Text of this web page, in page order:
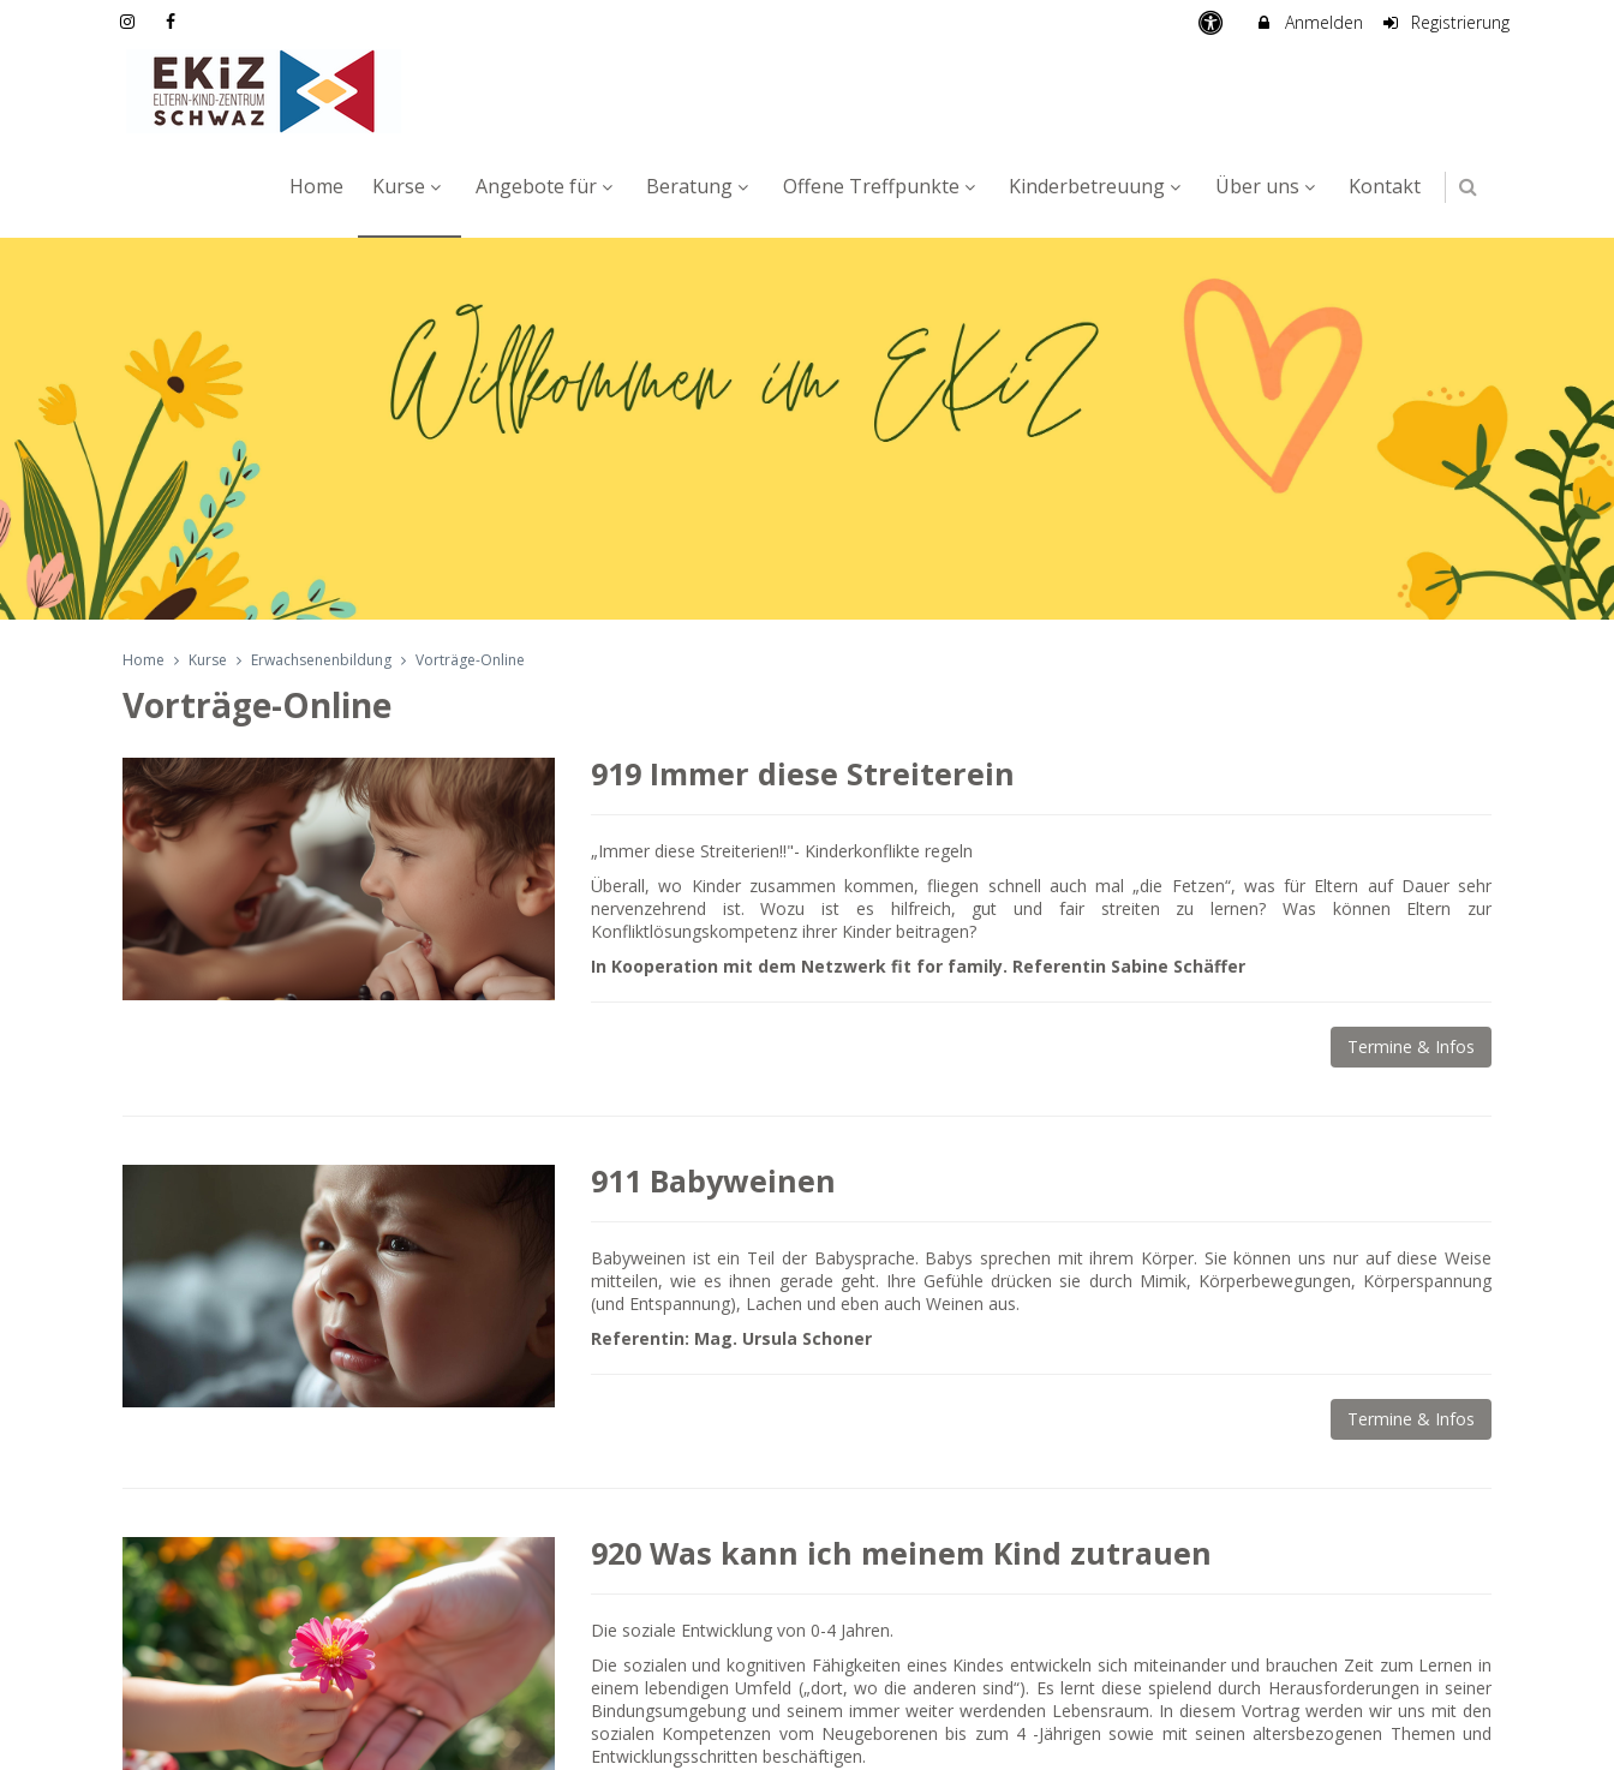
Anmelden Registrierung
Home Kurse Angebote für Beratung Offene Treffpunkte Kinderbetreuung Über uns Kontakt
Home Kurse Erwachsenenbildung Vorträge-Online
Vorträge-Online
919 Immer diese Streiterein
„Immer diese Streiterien!!"- Kinderkonflikte regeln
Überall, wo Kinder zusammen kommen, fliegen schnell auch mal „die Fetzen“, was für Eltern auf Dauer sehr
nervenzehrend ist. Wozu ist es hilfreich, gut und fair streiten zu lernen? Was können Eltern zur
Konfliktlösungskompetenz ihrer Kinder beitragen?
In Kooperation mit dem Netzwerk fit for family. Referentin Sabine Schäffer
Termine & Infos
911 Babyweinen
Babyweinen ist ein Teil der Babysprache. Babys sprechen mit ihrem Körper. Sie können uns nur auf diese Weise
mitteilen, wie es ihnen gerade geht. Ihre Gefühle drücken sie durch Mimik, Körperbewegungen, Körperspannung
(und Entspannung), Lachen und eben auch Weinen aus.
Referentin: Mag. Ursula Schoner
Termine & Infos
920 Was kann ich meinem Kind zutrauen
Die soziale Entwicklung von 0-4 Jahren.
Die sozialen und kognitiven Fähigkeiten eines Kindes entwickeln sich miteinander und brauchen Zeit zum Lernen in
einem lebendigen Umfeld („dort, wo die anderen sind“). Es lernt diese spielend durch Herausforderungen in seiner
Bindungsumgebung und seinem immer weiter werdenden Lebensraum. In diesem Vortrag werden wir uns mit den
sozialen Kompetenzen vom Neugeborenen bis zum 4 -Jährigen sowie mit seinen altersbezogenen Themen und
Entwicklungsschritten beschäftigen.